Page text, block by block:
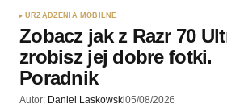
URZĄDZENIA MOBILNE
Zobacz jak z Razr 70
zrobisz jej dobre fotki.
Poradnik
Autor: Daniel Laskowski05/08/2026